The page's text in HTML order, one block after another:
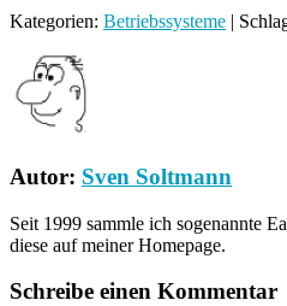
Kategorien: Betriebssysteme |
Autor: Sven Soltmann
Seit 1999 sammle ich sogenannte
diese auf meiner Homepage.
Schreibe einen Kommentar